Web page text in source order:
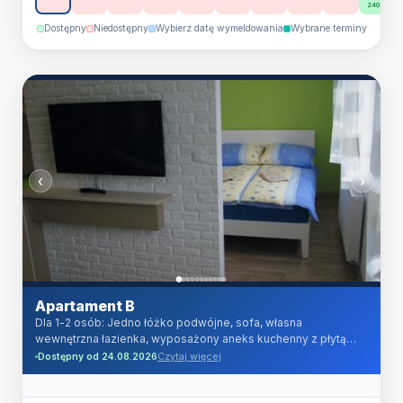
suszarka do włosów.
240 zł
Dostępny Niedostępny Wybierz datę wymeldowania Wybrane terminy
‹ ›
Apartament B
Dla 1-2 osób: Jedno łóżko podwójne, sofa, własna
wewnętrzna łazienka, wyposażony aneks kuchenny z płytą
indukcyjną, lodówka z zamrażarką, kuchenka mikrofalowa,
czajnik elektryczny, TV LCD HD 32 cale, TV kablowa (ponad
Dostępny od 24.08.2026Czytaj więcej